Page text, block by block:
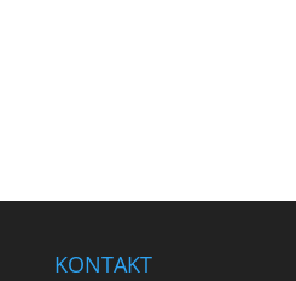
KONTAKT